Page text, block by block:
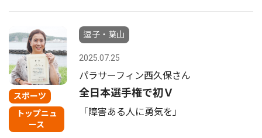
スポーツ
トップニュ
ース
逗子・葉山
2025.07.25
パラサーフィン西久保さん
全日本選手権で初Ｖ
「障害ある人に勇気を」